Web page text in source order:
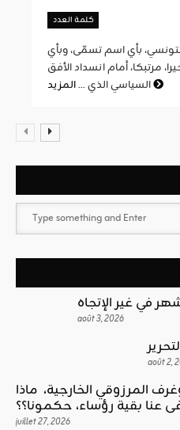
كلمة العدد
بأي اسم تسمّى، وبأي
مرتبكا، أمام انسداد الأفق
السياسي الذي ...
في غير الإتجاه
août 3, 2026
août 2,
المرزوقي الخارجية، ماذا
عنا بقية رؤساء، حكمونا؟؟
juillet 27, 2026